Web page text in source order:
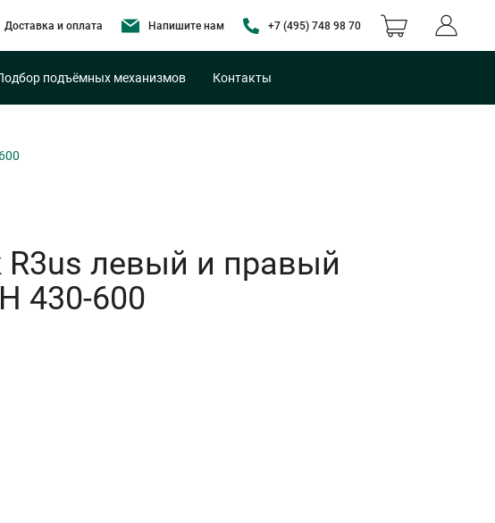
Доставка и оплата Напишите нам +7 (495) 748 98 70
подъёмных механизмов Контакты
левый и правый
430-600